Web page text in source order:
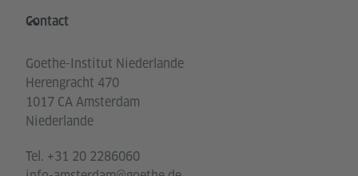
Service- und Informationsbereich
Contact
Goethe-Institut Niederlande
Herengracht 470
1017 CA Amsterdam
Niederlande
Tel. +31 20 2286060